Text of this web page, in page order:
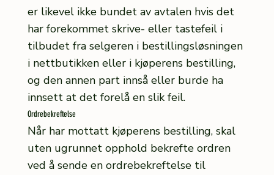
er likevel ikke bundet av avtalen hvis det
har forekommet skrive- eller tastefeil i
tilbudet fra selgeren i bestillingsløsningen
i nettbutikken eller i kjøperens bestilling,
og den annen part innså eller burde ha
innsett at det forelå en slik feil.
Ordrebekreftelse
Når har mottatt kjøperens bestilling, skal
uten ugrunnet opphold bekrefte ordren
ved å sende en ordrebekreftelse til